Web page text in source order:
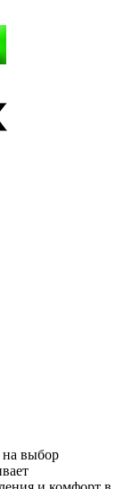
на выбор